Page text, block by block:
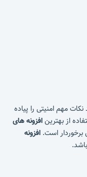
مهم امنیتی را پیاده
از بهترینافزونه های
برخوردار است. افزونه